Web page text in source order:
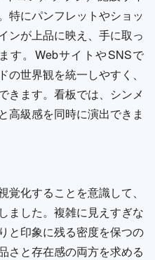
特にパンフレットやショッ
ンが上品に映え、手に取っ
す。WebサイトやSNSで
世界観を統一しやすく、
きます。看板では、シンメ
高級感を同時に演出できま
化することを意識して、
ました。複雑に見えすぎな
と印象に残る密度を保つの
さと存在感の両方を求める